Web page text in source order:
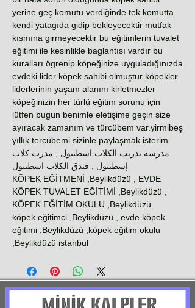
yerine geç komutu verdiğinde tek komutta
kendi yatagıda gidip bekleyecektir mutfak
kısmına girmeyecektir bu eğitimlerin tuvalet
eğitimi ile kesinlikle baglantısı vardır bu
kuralları ögrenip köpeğinize uyguladığınızda
evdeki lider köpek sahibi olmuştur köpekler
liderlerinin yaşam alanını kirletmezler
köpeğinizin her türlü eğitim sorunu için
lütfen bugun benimle eletişime geçin size
ayıracak zamanım ve türcübem var.yirmibeş
yıllık tercübemi sizinle paylaşmak isterim
مدرسة تدريب الكلاب اسطنبول , مدرب كلاب
إسطنبول , فندق الكلاب اسطنبول
KÖPEK EĞİTMENİ ,Beylikdüzü , EVDE
KÖPEK TUVALET EĞİTİMİ ,Beylikdüzü ,
KÖPEK EĞİTİM OKULU ,Beylikdüzü .
köpek eğitimci ,Beylikdüzü , evde köpek
eğitimi ,Beylikdüzü ,köpek eğitim okulu
,Beylikdüzü istanbul